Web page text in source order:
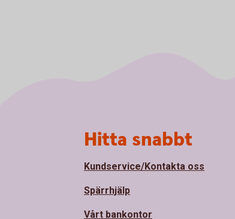
Hitta snabbt
Kundservice/Kontakta oss
Spärrhjälp
Vårt bankontor